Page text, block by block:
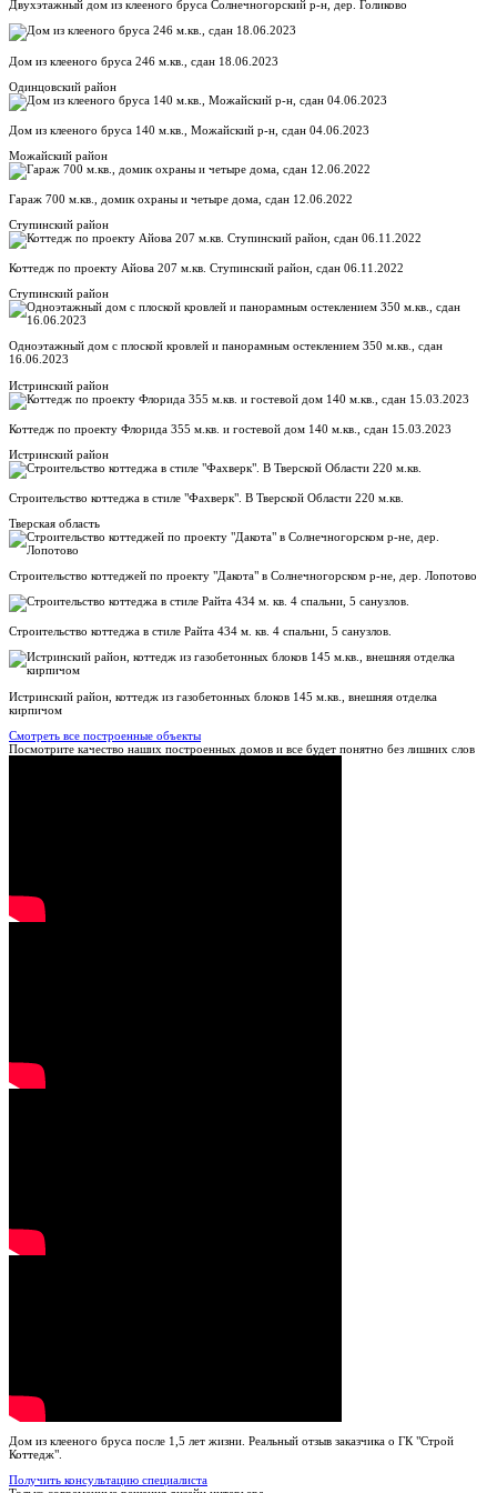
Двухэтажный дом из клееного бруса Солнечногорский р-н, дер. Голиково
Дом из клееного бруса 246 м.кв., сдан 18.06.2023
Одинцовский район
Дом из клееного бруса 140 м.кв., Можайский р-н, сдан 04.06.2023
Можайский район
Гараж 700 м.кв., домик охраны и четыре дома, сдан 12.06.2022
Ступинский район
Коттедж по проекту Айова 207 м.кв. Ступинский район, сдан 06.11.2022
Ступинский район
Одноэтажный дом с плоской кровлей и панорамным остеклением 350 м.кв., сдан
16.06.2023
Истринский район
Коттедж по проекту Флорида 355 м.кв. и гостевой дом 140 м.кв., сдан 15.03.2023
Истринский район
Строительство коттеджа в стиле "Фахверк". В Тверской Области 220 м.кв.
Тверская область
Строительство коттеджей по проекту "Дакота" в Солнечногорском р-не, дер. Лопотово
Строительство коттеджа в стиле Райта 434 м. кв. 4 спальни, 5 санузлов.
Истринский район, коттедж из газобетонных блоков 145 м.кв., внешняя отделка
кирпичом
Смотреть все построенные объекты
Посмотрите качество наших построенных домов и все будет понятно без лишних слов
Дом из клееного бруса после 1,5 лет жизни. Реальный отзыв заказчика о ГК "Строй
Коттедж".
Получить консультацию специалиста